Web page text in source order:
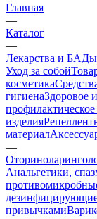
Главная
—
Каталог
—
Лекарства и БАДы
Уход за собой
косметика
гигиенаЗдоровое
профилактическое
изделия
материал
—
Анальгетики,
дезинфицирующие
привычками